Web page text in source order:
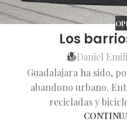
Los
Daniel
Guadalajara ha sido,
abandono urbano.
recicladas y